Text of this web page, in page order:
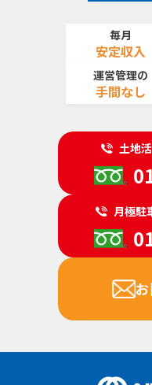
毎月
安定収入
運営管理の
手間なし
土地
月極駐